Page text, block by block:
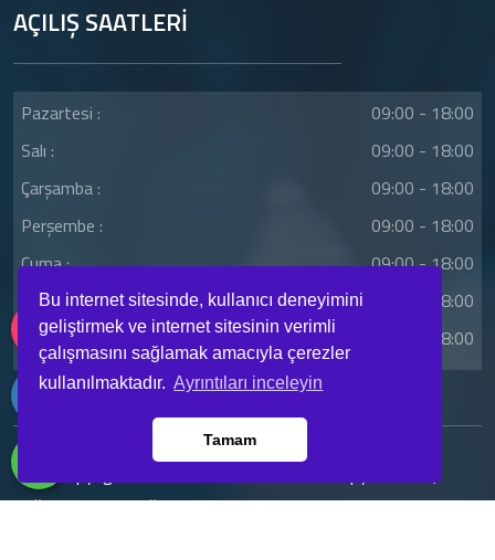
Bu internet sitesinde, kullanıcı deneyimini
geliştirmek ve internet sitesinin verimli
çalışmasını sağlamak amacıyla çerezler
kullanılmaktadır. Ayrıntıları inceleyin
Tamam
AÇILIŞ SAATLERİ
Pazartesi :
09:00 - 18:00
Salı :
09:00 - 18:00
Çarşamba :
09:00 - 18:00
Perşembe :
09:00 - 18:00
Cuma :
09:00 - 18:00
Cumartesi :
09:00 - 18:00
Pazar :
09:00 - 18:00
çoğaltılması ve dağıtılması halinde yasal haklarımız işletilecektir.